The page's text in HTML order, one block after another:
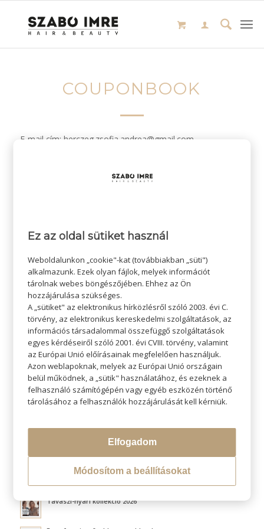
COUPONBOOK
E-mail cím: herczeg.zsofia.andrea@gmail.com
2024-02-02 SZERZŐ:
KERESÉS
LEGÚJABB BLOGOK
Hővédelem hajformázás közben
Fluffy hair és a légies volumen titka
Tavaszi-nyári kollekció 2026
Ez az oldal sütiket használ
Weboldalunkon „cookie"-kat (továbbiakban „süti")
alkalmazunk. Ezek olyan fájlok, melyek információt
tárolnak webes böngészőjében. Ehhez az Ön
hozzájárulása szükséges.
A „sütiket" az elektronikus hírközlésről szóló 2003. évi C.
törvény, az elektronikus kereskedelmi szolgáltatások, az
információs társadalommal összefüggő szolgáltatások
egyes kérdéseiről szóló 2001. évi CVIII. törvény, valamint
az Európai Unió előírásainak megfelelően használjuk.
Azon weblapoknak, melyek az Európai Unió országain
belül működnek, a „sütik" használatához, és ezeknek a
felhasználó számítógépén vagy egyéb eszközén történő
tárolásához a felhasználók hozzájárulását kell kérniük.
Elfogadom
Módosítom a beállításokat